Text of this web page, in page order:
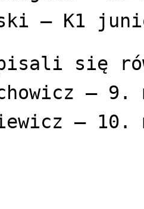
– K1
się
– 9.
– 10.